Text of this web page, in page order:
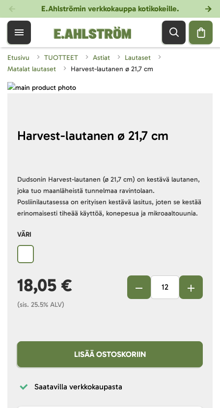
E.Ahlströmin verkkokauppa kotikokeille.
Etusivu TUOTTEET Astiat
Lautaset
Matalat lautaset
Harvest-lautanen ø 21,7 cm
Harvest-lautanen ø 21,7 cm
Dudsonin Harvest-lautanen (ø 21,7 cm) on kestävä lautanen,
joka tuo maanläheistä tunnelmaa ravintolaan.
Posliinilautasessa on erityisen kestävä lasitus, joten se kestää
erinomaisesti tiheää käyttöä, konepesua ja mikroaaltouunia.
VÄRI
18,05 €
(sis. 25.5% ALV)
LISÄÄ OSTOSKORIIN
Saatavilla verkkokaupasta
Skip
beginning
gallery